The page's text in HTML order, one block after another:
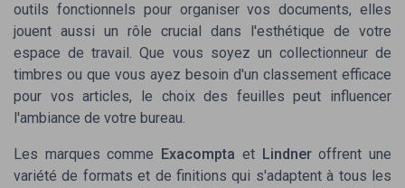
outils fonctionnels pour organiser vos documents, elles
jouent aussi un rôle crucial dans l'esthétique de votre
espace de travail. Que vous soyez un collectionneur de
timbres ou que vous ayez besoin d'un classement efficace
pour vosarticles, le choix des feuilles peut influencer
l'ambiance de votre bureau.
Les marques comme Exacompta et Lindneroffrent une
variété de formats et definitions qui s'adaptent à tous les